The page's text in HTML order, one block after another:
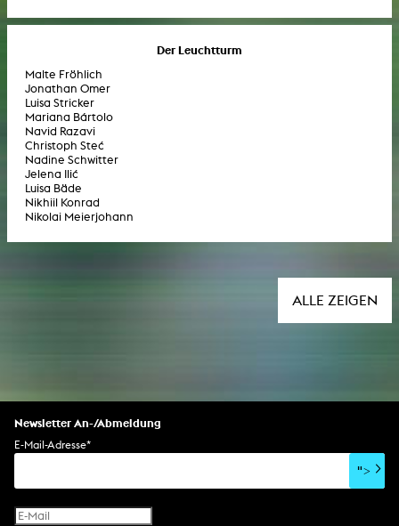
Der Leuchtturm
Malte Fröhlich
Jonathan Omer
Luisa Stricker
Mariana Bártolo
Navid Razavi
Christoph Steć
Nadine Schwitter
Jelena Ilić
Luisa Bäde
Nikhiil Konrad
Nikolai Meierjohann
ALLE ZEIGEN
Newsletter An-/Abmeldung
E-Mail-Adresse*
">